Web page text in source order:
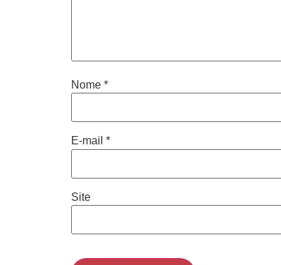
Nome *
E-mail *
Site